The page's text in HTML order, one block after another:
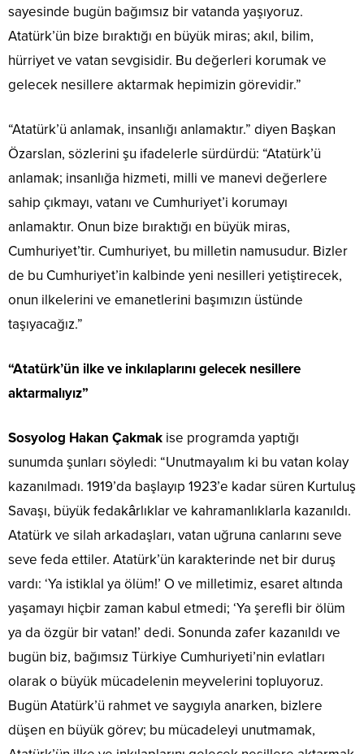
sayesinde bugün bağımsız bir vatanda yaşıyoruz.
Atatürk’ün bize bıraktığı en büyük miras; akıl, bilim,
hürriyet ve vatan sevgisidir. Bu değerleri korumak ve
gelecek nesillere aktarmak hepimizin görevidir.”
“Atatürk’ü anlamak, insanlığı anlamaktır.” diyen Başkan
Özarslan, sözlerini şu ifadelerle sürdürdü: “Atatürk’ü
anlamak; insanlığa hizmeti, milli ve manevi değerlere
sahip çıkmayı, vatanı ve Cumhuriyet’i korumayı
anlamaktır. Onun bize bıraktığı en büyük miras,
Cumhuriyet’tir. Cumhuriyet, bu milletin namusudur. Bizler
de bu Cumhuriyet’in kalbinde yeni nesilleri yetiştirecek,
onun ilkelerini ve emanetlerini başımızın üstünde
taşıyacağız.”
“Atatürk’ün ilke ve inkılaplarını gelecek nesillere
aktarmalıyız”
Sosyolog Hakan Çakmak ise programda yaptığı
sunumda şunları söyledi: “Unutmayalım ki bu vatan kolay
kazanılmadı. 1919’da başlayıp 1923’e kadar süren Kurtuluş
Savaşı, büyük fedakârlıklar ve kahramanlıklarla kazanıldı.
Atatürk ve silah arkadaşları, vatan uğruna canlarını seve
seve feda ettiler. Atatürk’ün karakterinde net bir duruş
vardı: ‘Ya istiklal ya ölüm!’ O ve milletimiz, esaret altında
yaşamayı hiçbir zaman kabul etmedi; ‘Ya şerefli bir ölüm
ya da özgür bir vatan!’ dedi. Sonunda zafer kazanıldı ve
bugün biz, bağımsız Türkiye Cumhuriyeti’nin evlatları
olarak o büyük mücadelenin meyvelerini topluyoruz.
Bugün Atatürk’ü rahmet ve saygıyla anarken, bizlere
düşen en büyük görev; bu mücadeleyi unutmamak,